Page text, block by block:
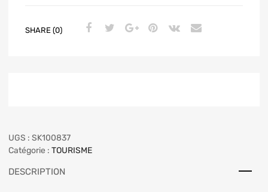
SHARE (0)
UGS : SK100837
Catégorie : TOURISME
DESCRIPTION